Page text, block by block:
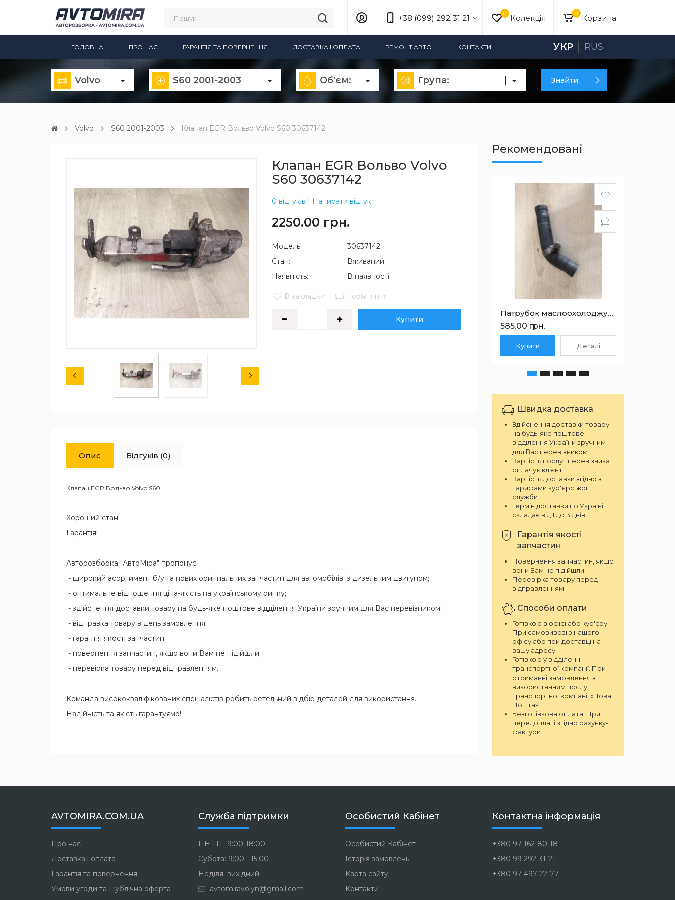
0 Корзина
+38 (099) 292 31 21 0 Колекція
ГОЛОВНА ПРО НАС ГАРАНТІЯ ТА ПОВЕРНЕННЯ ДОСТАВКА І ОПЛАТА РЕМОНТ АВТО КОНТАКТИ УКР RUS
Volvo S60 2001-2003 Об'єм: Група: Знайти
Volvo S60 2001-2003 Клапан EGR Вольво Volvo S60 30637142
Клапан EGR Вольво Volvo
S60 30637142
0 відгуків | Написати відгук
2250.00 грн.
Модель:
30637142
Стан:
Вживаний
Наявність:
В наявності
В закладки порівняння
Купити
Опис Відгуків (0)
Клапан EGR Вольво Volvo S60
Хороший стан!
Гарантія!
Авторозборка "АвтоМіра" пропонує:
- широкий асортимент б/у та нових оригінальних запчастин для автомобілів із дизельним двигуном;
- оптимальне відношення ціна-якість на українському ринку;
- здійснення доставки товару на будь-яке поштове відділення України зручним для Вас перевізником;
- відправка товару в день замовлення;
- гарантія якості запчастин;
- повернення запчастин, якщо вони Вам не підійшли;
- перевірка товару перед відправленням.
Команда висококваліфікованих спеціалістів робить ретельний відбір деталей для використання.
Надійність та якість гарантуємо!
Рекомендовані
Патрубок маслоохолоджувача Volvo S60 2.4D 30676906
585.00 грн.
Купити Деталі
Швидка доставка
Здійснення доставки товару
на будь-яке поштове
відділення України зручним
для Вас перевізником
Вартість послуг перевізника
оплачує клієнт
Вартість доставки згідно з
тарифами кур'єрської
служби
Термін доставки по Україні
складає від 1 до 3 днів
Гарантія якості
запчастин
Повернення запчастин, якщо
вони Вам не підійшли
Перевірка товару перед
відправленням
Способи оплати
Готівкою в офісі або кур'єру.
При самовивозі з нашого
офісу або при доставці на
вашу адресу
Готівкою у відділенні
транспортної компанії. При
отриманні замовлення з
використанням послуг
транспортної компанії «Нова
Пошта»
Безготівкова оплата. При
передоплаті згідно рахунку-
фактури
AVTOMIRA.COM.UA
Про нас
Доставка і оплата
Гарантія та повернення
Умови угоди та Публічна оферта
Служба підтримки
ПН-ПТ: 9:00-18:00
Субота: 9:00 - 15:00
Неділя: вихідний
avtomiravolyn@gmail.com
Особистий Кабінет
Особистий Кабінет
Історія замовлень
Карта сайту
Контакти
Контактна інформація
+380 97 162-80-18
+380 99 292-31-21
+380 97 497-22-77